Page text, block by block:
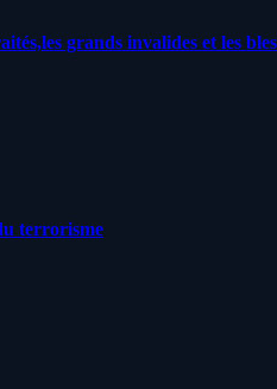
grands invalides et les
terrorisme